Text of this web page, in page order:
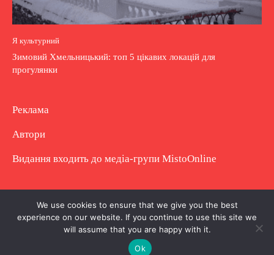
Я культурний
Зимовий Хмельницький: топ 5 цікавих локацій для
прогулянки
Реклама
Автори
Видання входить до медіа-групи MistoOnline
Copyright © Повне використання матеріалу
заборонено. Частково можна з гіперпосиланням.
We use cookies to ensure that we give you the best
experience on our website. If you continue to use this site we
will assume that you are happy with it.
Ok